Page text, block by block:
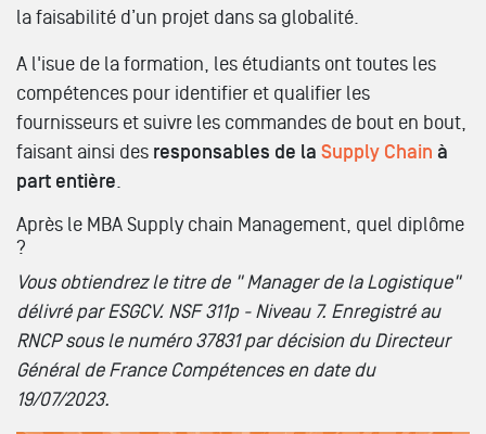
la faisabilité d’un projet dans sa globalité.
A l'isue de la formation, les étudiants ont toutes les
compétences pour identifier et qualifier les
fournisseurs et suivre les commandes de bout en bout,
faisant ainsi des responsables de la Supply Chain à
part entière.
Après le MBA Supply chain Management, quel diplôme
?
Vous obtiendrez le titre de " Manager de la Logistique"
délivré par ESGCV. NSF 311p - Niveau 7. Enregistré au
RNCP sous le numéro 37831 par décision du Directeur
Général de France Compétences en date du
19/07/2023.